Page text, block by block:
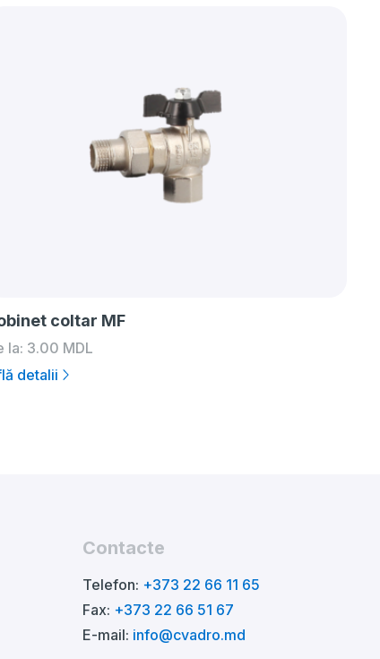
coltar MF
la: 3.00 MDL
detalii
Contacte
Telefon: +373 22 66 11 65
Fax: +373 22 66 51 67
E-mail: info@cvadro.md